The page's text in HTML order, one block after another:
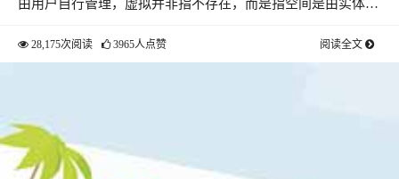
由用户自行管理，虚拟并非指不存在，而是指空间是由实体…
28,175次阅读 3965人点赞 阅读全文